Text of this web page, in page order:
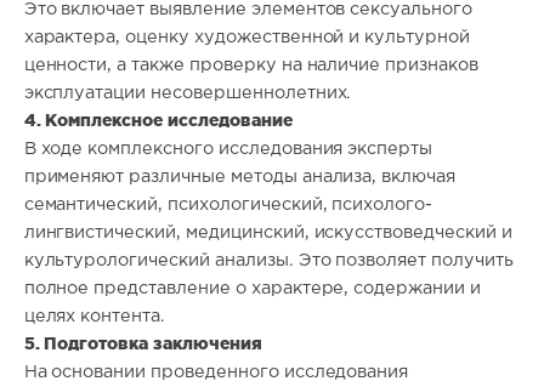
Это включает выявление элементов сексуального
характера, оценку художественной и культурной
ценности, а также проверку на наличие признаков
эксплуатации несовершеннолетних.
4. Комплексное исследование
В ходе комплексного исследования эксперты
применяют различные методы анализа, включая
семантический, психологический, психолого-
лингвистический, медицинский, искусствоведческий и
культурологический анализы. Это позволяет получить
полное представление о характере, содержании и
целях контента.
5. Подготовка заключения
На основании проведенного исследования